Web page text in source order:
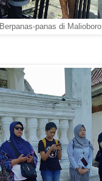
Berpanas-panas di Malioboro